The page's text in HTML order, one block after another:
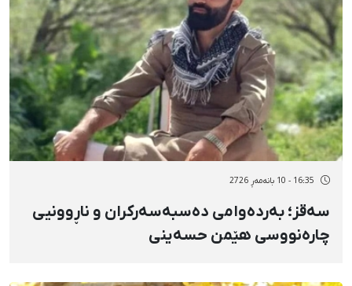
16:35 - 10 بانەمەڕ 2726
سەقز؛ بەردەوامی دەسبەسەرکران و ناڕوونیی
چارەنووسی هێمن حسەینی